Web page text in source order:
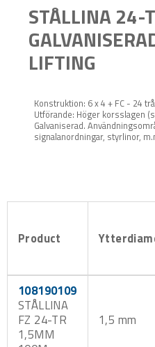
STÅLLINA 24-
LIFTING
Konstruktion: 6 x 4 + FC - 24
Utförande: Höger korsslagen
Galvaniserad.
signalanordningar, styrlinor,
Product
108190109
STÅLLINA
FZ 24-TR
1,5MM
1,5 mm